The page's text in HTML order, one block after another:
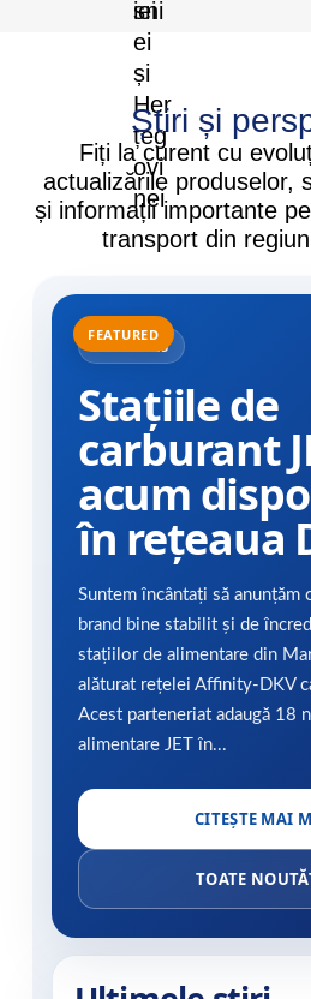
Știri și
Fiți la curent cu
actualizările produselor,
și informații importante
transport din
31.07.2025
Stațiile de
carburant
acum
în rețeaua
Suntem încântați să anunțăm
brand bine stabilit și de
stațiilor de alimentare din
alăturat rețelei Affinity-DKV
Acest parteneriat adaugă 18
alimentare JET în...
CITEȘTE MAI
TOATE